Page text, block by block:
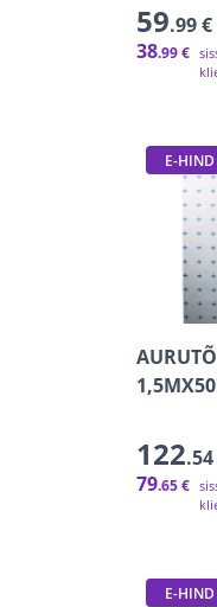
59.99 €
38.99 €
E-HIND
122
79.65 €
E-HIND